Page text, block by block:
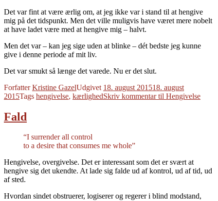
Det var fint at være ærlig om, at jeg ikke var i stand til at hengive
mig på det tidspunkt. Men det ville muligvis have været mere nobelt
at have ladet være med at hengive mig – halvt.
Men det var – kan jeg sige uden at blinke – dét bedste jeg kunne
give i denne periode af mit liv.
Det var smukt så længe det varede. Nu er det slut.
ForfatterKristine GazelUdgivet 18. august 201518. august
2015Tags hengivelse, kærlighedSkriv kommentartil Hengivelse
Fald
“I surrender all control
to a desire that consumes me whole”
Hengivelse, overgivelse. Det er interessant som det er svært at
hengive sig det ukendte. At lade sig falde ud af kontrol, ud af tid, ud
af sted.
Hvordan sindet obstruerer, logiserer og regerer i blind modstand,